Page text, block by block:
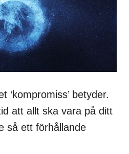
‘kompromiss’ betyder.
att allt ska vara på ditt
så ett förhållande